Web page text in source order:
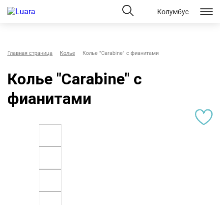
Колумбус
Главная страница Колье Колье "Сarabine" с фианитами
Колье "Сarabine" с
фианитами